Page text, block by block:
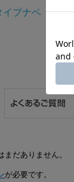
イプナベ
だありません。
が必要です。